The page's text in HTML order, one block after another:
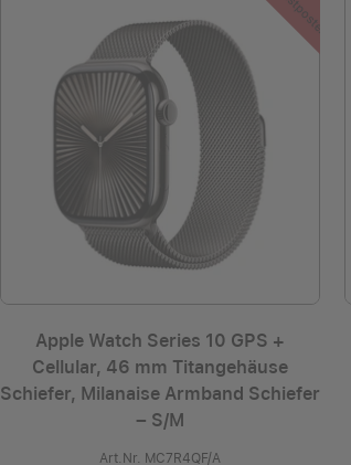
Apple Watch Series 10 GPS +
Cellular, 46 mm Titangehäuse
Schiefer, Milanaise Armband Schiefer
– S/M
Art.Nr. MC7R4QF/A